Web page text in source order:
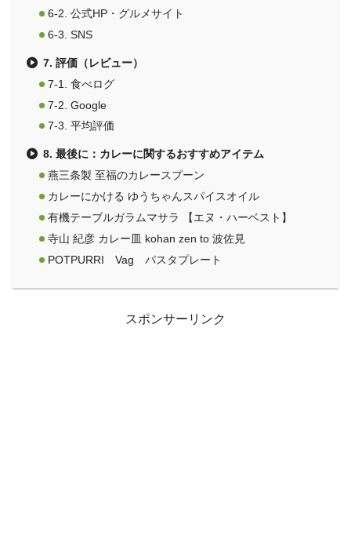
6-2. 公式HP・グルメサイト
6-3. SNS
7. 評価（レビュー）
7-1. 食べログ
7-2. Google
7-3. 平均評価
8. 最後に：カレーに関するおすすめアイテム
燕三条製 至福のカレースプーン
カレーにかける ゆうちゃんスパイスオイル
有機テーブルガラムマサラ 【エヌ・ハーベスト】
寺山 紀彦 カレー皿 kohan zen to 波佐見
POTPURRI Vag パスタプレート
スポンサーリンク